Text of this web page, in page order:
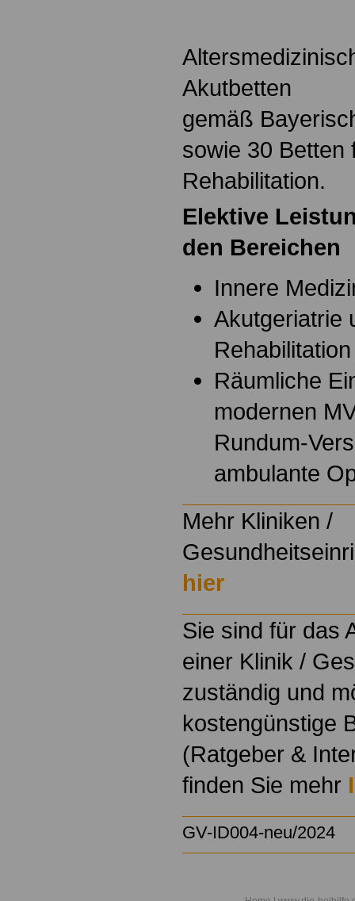
Akutbetten
gemäß
sowie 30
Rehabilitation.
Elektive
den Bereichen
Innere
Akutgeriatrie
Rehabilitation
Räumliche
modernen
Rundum-
ambulante
Mehr Kliniken /
hier
Sie sind für das
einer Klinik /
zuständig und
kostengünstige
(Ratgeber &
finden Sie mehr
GV-ID004-neu/2024